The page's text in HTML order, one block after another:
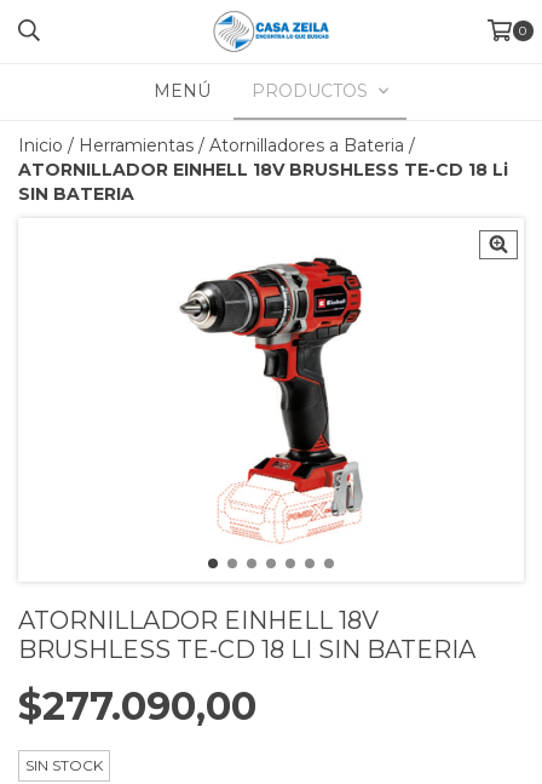
0
MENÚ PRODUCTOS
Inicio / Herramientas / Atornilladores a Bateria /
ATORNILLADOR EINHELL 18V BRUSHLESS TE-CD 18 Li
SIN BATERIA
ATORNILLADOR EINHELL 18V
BRUSHLESS TE-CD 18 LI SIN BATERIA
$277.090,00
SIN STOCK